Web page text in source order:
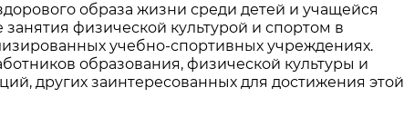
образа жизни среди детей и учащейся
физической культурой и спортом в
учебно-спортивных учреждениях.
образования, физической культуры и
других заинтересованных для достижения этой